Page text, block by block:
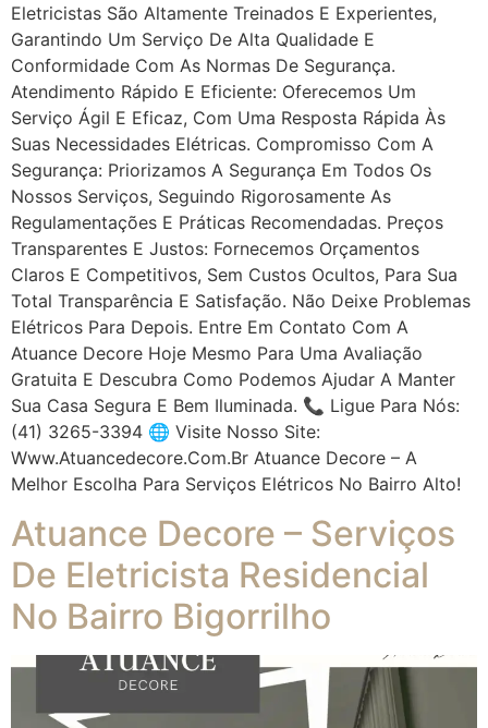
Eletricistas São Altamente Treinados E Experientes,
Garantindo Um Serviço De Alta Qualidade E
Conformidade Com As Normas De Segurança.
Atendimento Rápido E Eficiente: Oferecemos Um
Serviço Ágil E Eficaz, Com Uma Resposta Rápida Às
Suas Necessidades Elétricas. Compromisso Com A
Segurança: Priorizamos A Segurança Em Todos Os
Nossos Serviços, Seguindo Rigorosamente As
Regulamentações E Práticas Recomendadas. Preços
Transparentes E Justos: Fornecemos Orçamentos
Claros E Competitivos, Sem Custos Ocultos, Para Sua
Total Transparência E Satisfação. Não Deixe Problemas
Elétricos Para Depois. Entre Em Contato Com A
Atuance Decore Hoje Mesmo Para Uma Avaliação
Gratuita E Descubra Como Podemos Ajudar A Manter
Sua Casa Segura E Bem Iluminada. 📞 Ligue Para Nós:
(41) 3265-3394 🌐 Visite Nosso Site:
Www.atuancedecore.com.br Atuance Decore – A
Melhor Escolha Para Serviços Elétricos No Bairro Alto!
Atuance Decore – Serviços
De Eletricista Residencial
No Bairro Bigorrilho